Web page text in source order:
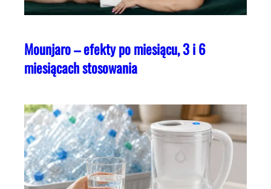
Mounjaro – efekty po miesiącu, 3 i 6
miesiącach stosowania